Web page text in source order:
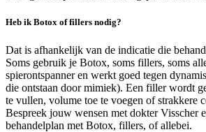
Heb ik Botox of fillers nodig?
Dat is afhankelijk van de indicatie die
Soms gebruik je Botox, soms fillers, soms
spierontspanner en werkt goed tegen
die ontstaan door mimiek). Een filler wordt
te vullen, volume toe te voegen of strakkere
Bespreek jouw wensen met dokter Visscher
behandelplan met Botox, fillers, of allebei.